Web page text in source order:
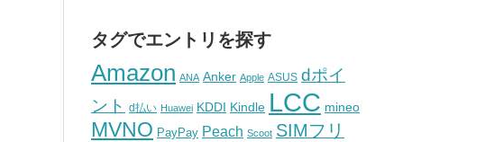
タグでエントリを探す
Amazon ANA Anker Apple ASUS dポイ
ント
d払い Huawei KDDI Kindle LCC mineo
MVNO PayPay Peach Scoot SIMフリ